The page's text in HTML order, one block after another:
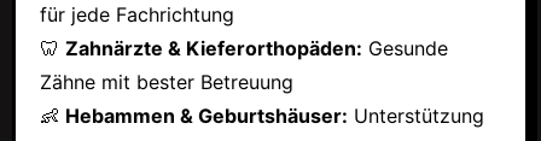
für jede Fachrichtung
🦷 Zahnärzte & Kieferorthopäden: Gesunde
Zähne mit bester Betreuung
👶 Hebammen & Geburtshäuser: Unterstützung